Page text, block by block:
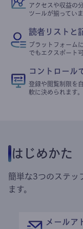
アクセスや収益の
ツールが揃っていま
読者リストと
プラットフォーム
でもエクスポート可
コントロール
登録や閲覧制限を
軟に決められます。
はじめかた
簡単な3つのステッ
ます。
メールア